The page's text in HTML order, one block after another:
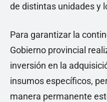
de distintas unidades y
Para garantizar la
Gobierno provincial
inversión en la
insumos específicos,
manera permanente